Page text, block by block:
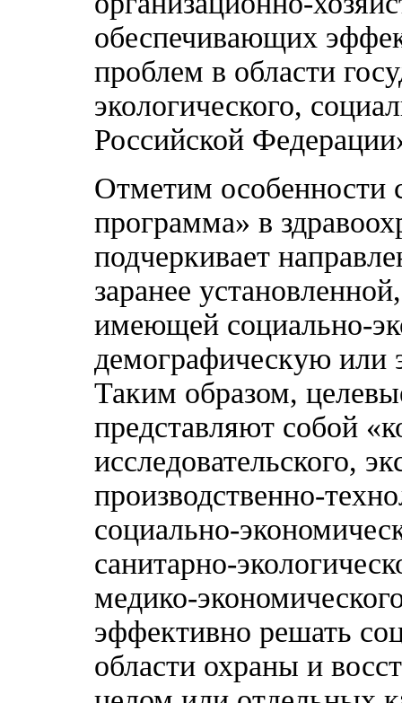
обеспечивающих
проблем в области
экологического,
Российской
Отметим особенности
программа» в
подчеркивает
заранее
имеющей социально-
демографическую или
Таким образом,
представляют собой
исследовательского,
производственно-
социально-
санитарно-
медико-
эффективно решать
области охраны и